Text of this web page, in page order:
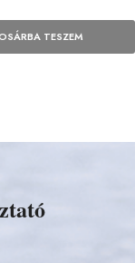
TESZEM